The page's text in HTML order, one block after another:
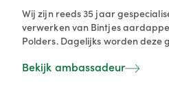
Wij zijn reeds 35 jaar
verwerken van Bintjes
Polders. Dagelijks worden deze
als klein verpakking. Perfect voor
Bekijk ambassadeur